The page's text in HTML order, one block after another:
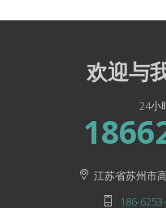
欢迎与
24小
江苏省苏州市
186-